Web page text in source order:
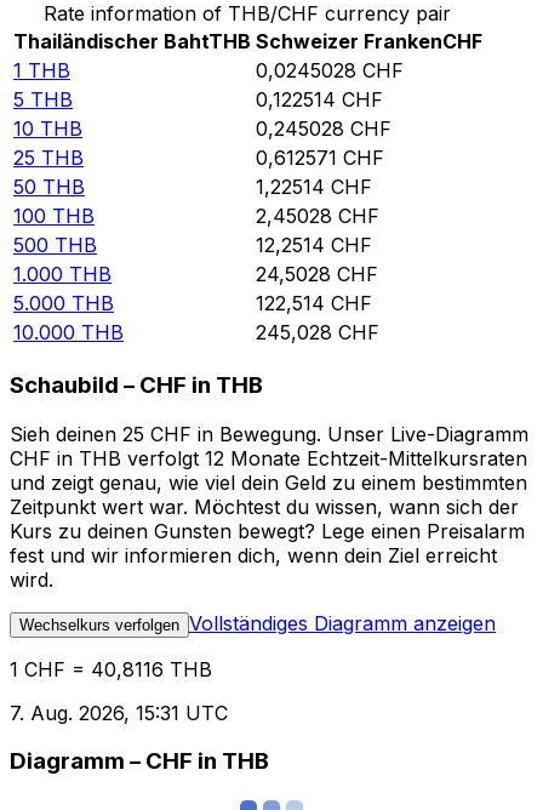
Rate information of THB/CHF currency pair
Thailändischer BahtTHB Schweizer FrankenCHF
1 THB 0,0245028 CHF
5 THB 0,122514 CHF
10 THB 0,245028 CHF
25 THB 0,612571 CHF
50 THB 1,22514 CHF
100 THB 2,45028 CHF
500 THB 12,2514 CHF
1.000 THB 24,5028 CHF
5.000 THB 122,514 CHF
10.000 THB 245,028 CHF
Schaubild – CHF in THB
Sieh deinen 25 CHF in Bewegung. Unser Live-Diagramm
CHF in THB verfolgt 12 Monate Echtzeit-Mittelkursraten
und zeigt genau, wie viel dein Geld zu einem bestimmten
Zeitpunkt wert war. Möchtest du wissen, wann sich der
Kurs zu deinen Gunsten bewegt? Lege einen Preisalarm
fest und wir informieren dich, wenn dein Ziel erreicht
wird.
Wechselkurs verfolgen Vollständiges Diagramm anzeigen
1 CHF = 40,8116 THB
7. Aug. 2026, 15:31 UTC
Diagramm – CHF in THB